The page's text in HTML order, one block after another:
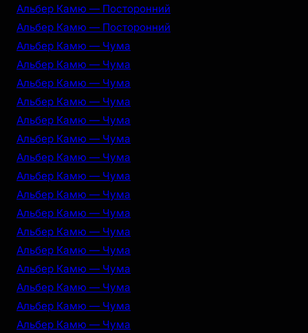
Альбер Камю — Посторонний
Альбер Камю — Посторонний
Альбер Камю — Чума
Альбер Камю — Чума
Альбер Камю — Чума
Альбер Камю — Чума
Альбер Камю — Чума
Альбер Камю — Чума
Альбер Камю — Чума
Альбер Камю — Чума
Альбер Камю — Чума
Альбер Камю — Чума
Альбер Камю — Чума
Альбер Камю — Чума
Альбер Камю — Чума
Альбер Камю — Чума
Альбер Камю — Чума
Альбер Камю — Чума